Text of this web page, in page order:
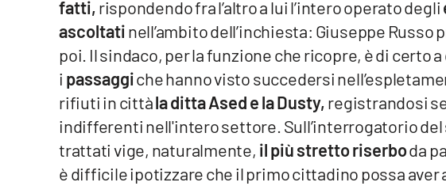
Vibo Valentia
Lamezia Terme
fatti,rispondendo fra l’altro a lui l’intero operato degli
ascoltatinell’ambito dell’inchiesta: Giuseppe
poi. Il sindaco, per la funzione che ricopre, è di certo
i passaggiche hanno visto succedersi
rifiuti in cittàla ditta Ased e la Dusty,registrandosi
indifferenti nell'intero settore. Sull’interrogatorio del
trattati vige, naturalmente, il più stretto riserboda
è difficile ipotizzare che il primo cittadino possa